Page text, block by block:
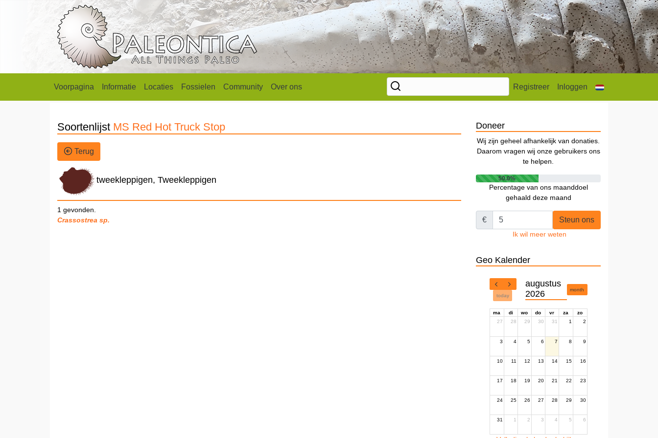
Voorpagina Informatie Locaties Fossielen Community Over ons Registreer Inloggen
Soortenlijst MS Red Hot Truck Stop
Terug
tweekleppigen, Tweekleppigen
1 gevonden.
Crassostrea sp.
Doneer
Wij zijn geheel afhankelijk van donaties.
Daarom vragen wij onze gebruikers ons
te helpen.
50.0%
Percentage van ons maanddoel
gehaald deze maand
€ Steun ons
Ik wil meer weten
Geo Kalender
today
augustus
2026
month
ma di wo do vr za
zo
27
28 29 30 31 1 2
3 4 5 6 7 8 9
10 11 12 13 14 15 16
17 18 19 20 21 22 23
24 25 26 27 28 29 30
31 1 2 3 4 5 6